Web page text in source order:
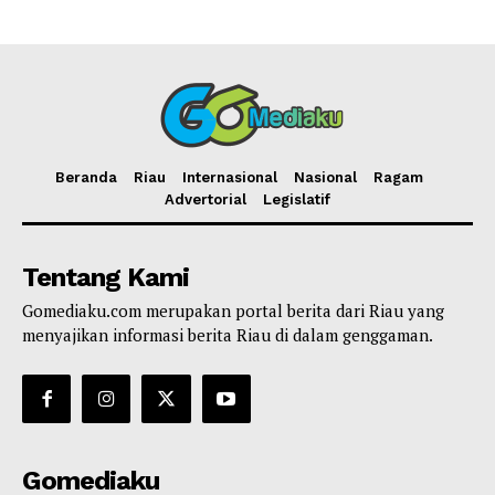
Beranda Riau Internasional Nasional
Ragam
Advertorial
Legislatif
Tentang Kami
Gomediaku.com merupakan portal berita dari Riau yang
menyajikan informasi berita Riau di dalam genggaman.
Gomediaku